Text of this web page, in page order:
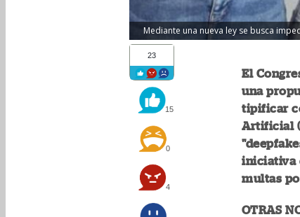
Mediante una nueva ley se busca
23
15
0
4
El
una
tipificar
Artificial
iniciativa
multas
OTRAS